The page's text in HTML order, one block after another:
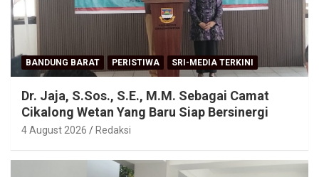
BANDUNG BARAT PERISTIWA SRI-MEDIA TERKINI
Dr. Jaja, S.Sos., S.E., M.M. Sebagai Camat
Cikalong Wetan Yang Baru Siap Bersinergi
4 August 2026 Redaksi